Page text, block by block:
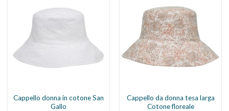
Cappello donna in cotone San
Gallo
Cappello da donna tesa larga
Cotone floreale